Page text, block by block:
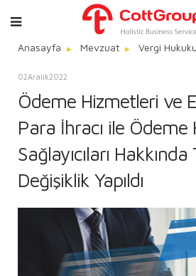
Anasayfa Mevzuat Vergi
02Aralık2022
Ödeme Hizmetleri ve
Para İhracı ile Ödeme
Sağlayıcıları
Değişiklik Yapıldı